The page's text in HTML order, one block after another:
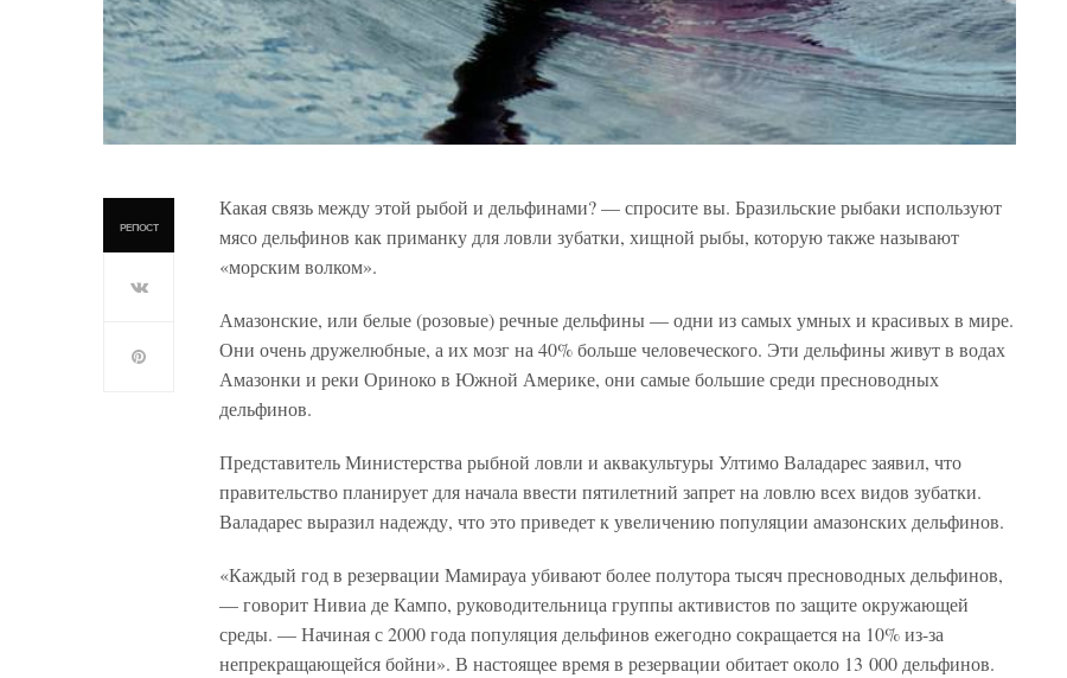
РЕПОСТ
Какая связь между этой рыбой и дельфинами? — спросите вы. Бразильские рыбаки используют
мясо дельфинов как приманку для ловли зубатки, хищной рыбы, которую также называют
«морским волком».
Амазонские, или белые (розовые) речные дельфины — одни из самых умных и красивых в мире.
Они очень дружелюбные, а их мозг на 40% больше человеческого. Эти дельфины живут в водах
Амазонки и реки Ориноко в Южной Америке, они самые большие среди пресноводных
дельфинов.
Представитель Министерства рыбной ловли и аквакультуры Ултимо Валадарес заявил, что
правительство планирует для начала ввести пятилетний запрет на ловлю всех видов зубатки.
Валадарес выразил надежду, что это приведет к увеличению популяции амазонских дельфинов.
«Каждый год в резервации Мамирауа убивают более полутора тысяч пресноводных дельфинов,
— говорит Нивиа де Кампо, руководительница группы активистов по защите окружающей
среды. — Начиная с 2000 года популяция дельфинов ежегодно сокращается на 10% из-за
непрекращающейся бойни». В настоящее время в резервации обитает около 13 000 дельфинов.